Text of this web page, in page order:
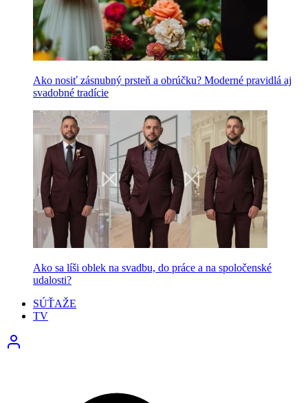
Ako nosiť zásnubný prsteň a obrúčku? Moderné pravidlá aj
svadobné tradície
Ako sa líši oblek na svadbu, do práce a na spoločenské
udalosti?
SÚŤAŽE
TV